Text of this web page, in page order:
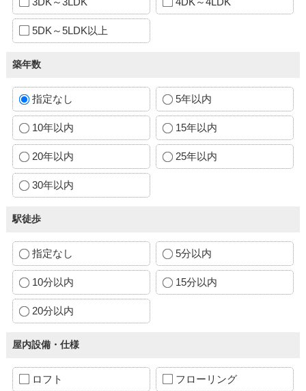
5DK～5LDK以上
築年数
指定なし 5年以内
10年以内 15年以内
20年以内 25年以内
30年以内
駅徒歩
指定なし 5分以内
10分以内 15分以内
20分以内
屋内設備・仕様
ロフト フローリング